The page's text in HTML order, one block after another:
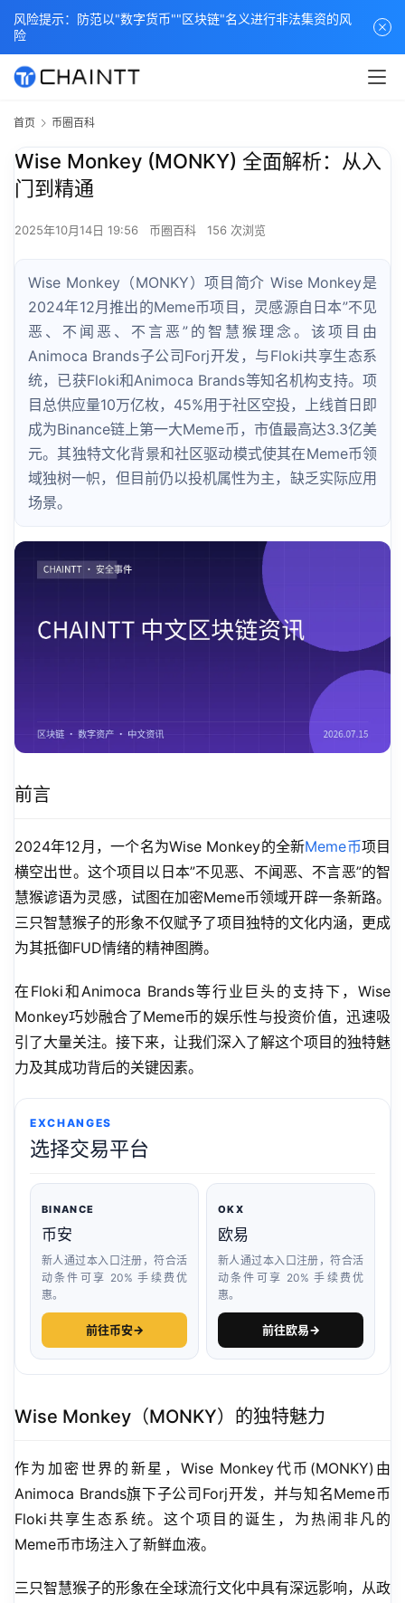
首页 币圈百科
Wise Monkey (MONKY) 全面解析：从入
门到精通
2025年10月14日 19:56 币圈百科 156 次浏览
Wise Monkey（MONKY）项目简介 Wise Monkey是
2024年12月推出的Meme币项目，灵感源自日本”不见
恶、不闻恶、不言恶”的智慧猴理念。该项目由
Animoca Brands子公司Forj开发，与Floki共享生态系
统，已获Floki和Animoca Brands等知名机构支持。项
目总供应量10万亿枚，45%用于社区空投，上线首日即
成为Binance链上第一大Meme币，市值最高达3.3亿美
元。其独特文化背景和社区驱动模式使其在Meme币领
域独树一帜，但目前仍以投机属性为主，缺乏实际应用
场景。
前言
2024年12月，一个名为Wise Monkey的全新Meme币项目
横空出世。这个项目以日本”不见恶、不闻恶、不言恶”的智
慧猴谚语为灵感，试图在加密Meme币领域开辟一条新路。
三只智慧猴子的形象不仅赋予了项目独特的文化内涵，更成
为其抵御FUD情绪的精神图腾。
在Floki和Animoca Brands等行业巨头的支持下，Wise
Monkey巧妙融合了Meme币的娱乐性与投资价值，迅速吸
引了大量关注。接下来，让我们深入了解这个项目的独特魅
力及其成功背后的关键因素。
EXCHANGES
选择交易平台
BINANCE
币安
新人通过本入口注册，符合活
动条件可享 20% 手续费优
惠。
前往币安→
OKX
欧易
新人通过本入口注册，符合活
动条件可享 20% 手续费优
惠。
前往欧易→
Wise Monkey（MONKY）的独特魅力
作为加密世界的新星，Wise Monkey代币(MONKY)由
Animoca Brands旗下子公司Forj开发，并与知名Meme币
Floki共享生态系统。这个项目的诞生，为热闹非凡的
Meme币市场注入了新鲜血液。
三只智慧猴子的形象在全球流行文化中具有深远影响，从政
风险提示：防范以"数字货币""区块链"名义进行非法集资的风
险